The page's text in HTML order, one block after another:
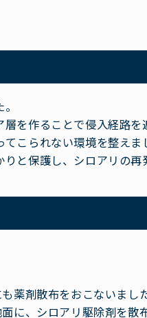
を作ることで侵入経路を
こられない環境を整えま
と保護し、シロアリの再
薬剤散布をおこないました
に、シロアリ駆除剤を散布